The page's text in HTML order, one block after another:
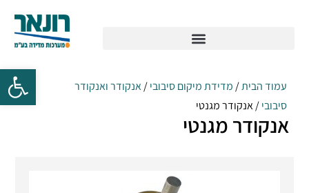
עמוד הבית/ מדידת מיקום סיבובי/אנקודר ואנקודר
סיבובי/ אנקודר מגנטי
אנקודר מגנטי